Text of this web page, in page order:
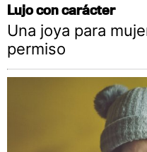
Lujo con carácter
Una joya para
permiso